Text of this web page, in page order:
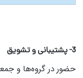
3- پشتیبانی و تشویق
حضور در گروه‌ها و